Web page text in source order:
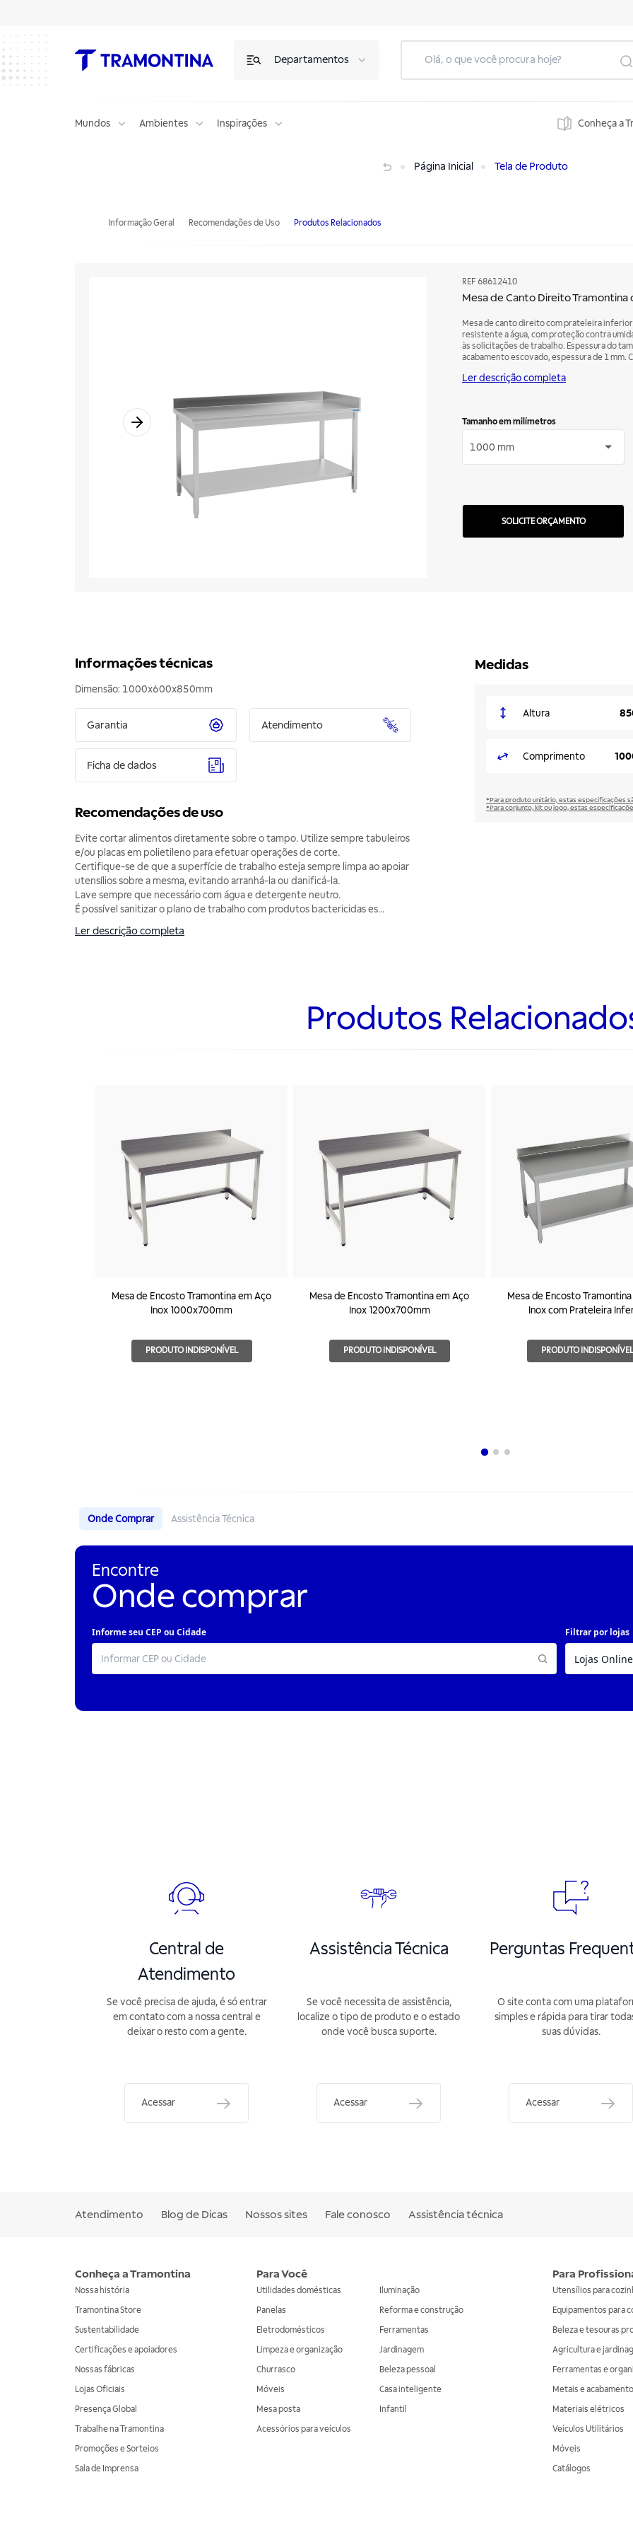
Departamentos
Mundos Ambientes Inspirações Conheça a
Página Inicial Tela de Produto
Informação Geral Recomendações de Uso Produtos Relacionados
REF 68612410
Mesa de Canto Direito
Mesa de canto direito com prateleira
resistente a água, com proteção contra
às solicitações de trabalho. Espessura do
acabamento escovado, espessura de 1 mm. Cantos soldados e arredondados para evitar acúmulo
Ler descrição completa
Tamanho em milímetros
1000 mm
SOLICITE ORÇAMENTO
Informações técnicas
Garantia Atendimento
Ficha de dados
Recomendações de uso
Evite cortar alimentos diretamente sobre o tampo. Utilize sempre tabuleiros
e/ou placas em polietileno para efetuar operações de corte.
Certifique-se de que a superfície de trabalho esteja sempre limpa ao apoiar
utensílios sobre a mesma, evitando arranhá-la ou danificá-la.
Lave sempre que necessário com água e detergente neutro.
É possível sanitizar o plano de trabalho com produtos bactericidas es...
Ler descrição completa
Medidas
Altura
Comprimento
*Para produto unitário, estas especificações
*Para conjunto, kit ou jogo, estas
Produtos
Mesa de Encosto Tramontina em Aço
Inox 1000x700mm
PRODUTO INDISPONÍVEL
Mesa de Encosto Tramontina em Aço
Inox 1200x700mm
PRODUTO INDISPONÍVEL
Mesa de Encosto
Inox com Prateleira
PRODUTO INDISPONÍVEL
Onde Comprar Assistência Técnica
Encontre
Onde comprar
Informe seu CEP ou Cidade Filtrar por lojas
Central de
Atendimento
Se você precisa de ajuda, é só entrar
em contato com a nossa central e
deixar o resto com a gente.
Acessar
Assistência Técnica
Se você necessita de assistência,
localize o tipo de produto e o estado
onde você busca suporte.
Acessar
Perguntas
O site conta com uma
simples e rápida para tirar
suas dúvidas.
Acessar
Atendimento Blog de Dicas Nossos sites Fale conosco Assistência técnica
Conheça a Tramontina
Nossa história
Tramontina Store
Sustentabilidade
Certificações e apoiadores
Nossas fábricas
Lojas Oficiais
Presença Global
Trabalhe na Tramontina
Promoções e Sorteios
Sala de Imprensa
Para Você
Utilidades domésticas
Panelas
Eletrodomésticos
Limpeza e organização
Churrasco
Móveis
Mesa posta
Acessórios para veículos
Iluminação
Reforma e construção
Ferramentas
Jardinagem
Beleza pessoal
Casa inteligente
Infantil
Para
Utensílios para
Equipamentos para
Beleza e tesouras
Agricultura e
Ferramentas e
Metais e
Materiais elétricos
Veículos Utilitários
Móveis
Catálogos